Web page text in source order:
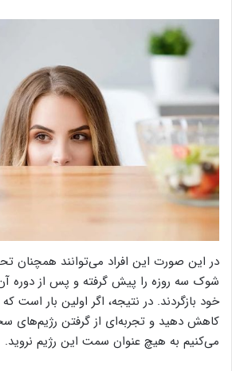
در این صورت این افراد می‌توانند همچنان
شوک سه روزه را پیش گرفته و پس از دوره
خود بازگردند. در نتیجه، اگر اولین بار است
کاهش دهید و تجربه‌ای از گرفتن رژیم‌های
می‌کنیم به هیچ عنوان سمت این رژیم نروید.